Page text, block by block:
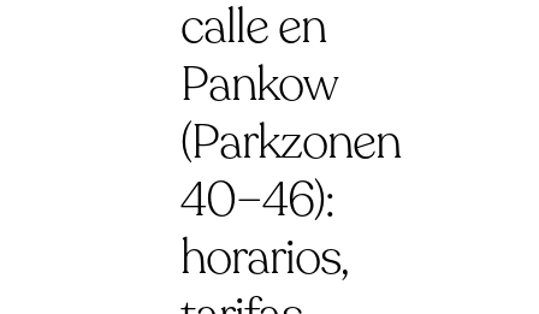
calle en
Pankow
(Parkzonen
40–46):
horarios,